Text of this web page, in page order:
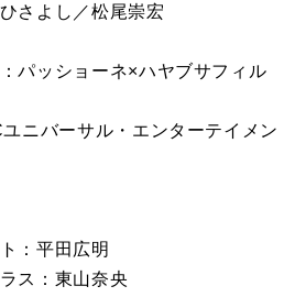
さよし／松尾崇宏
パッショーネ×ハヤブサフィル
ニバーサル・エンターテイメン
：平田広明
ス：東山奈央